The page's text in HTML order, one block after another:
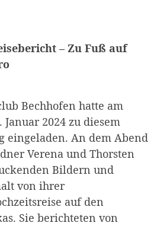
– Zu Fuß auf
Bechhofen hatte am
2024 zu diesem
eingeladen. An dem Abend
Verena und Thorsten
Bildern und
von ihrer
auf den
Sie berichteten von